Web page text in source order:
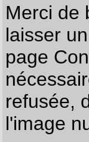
Merci de
laisser
page
refusée,
l'image